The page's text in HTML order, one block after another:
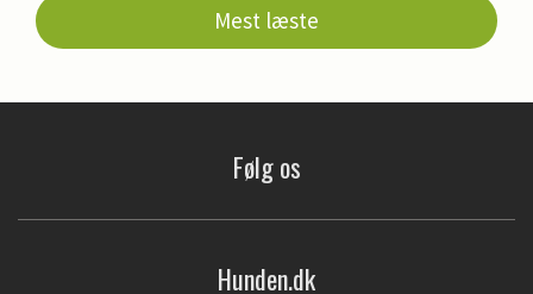
Mest læste
Følg os
Hunden.dk